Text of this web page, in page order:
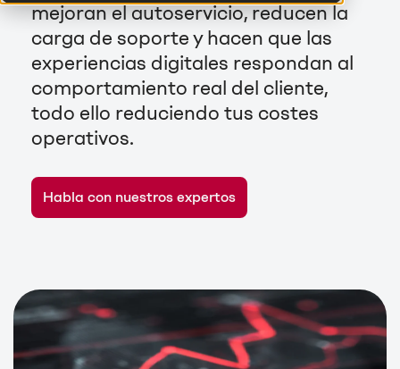
mejoran el autoservicio, reducen la
carga de soporte y hacen que las
experiencias digitales respondan al
comportamiento real del cliente,
todo ello reduciendo tus costes
operativos.
Habla con nuestros expertos